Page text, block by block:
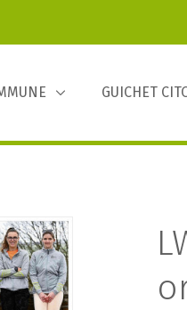
GUICHET